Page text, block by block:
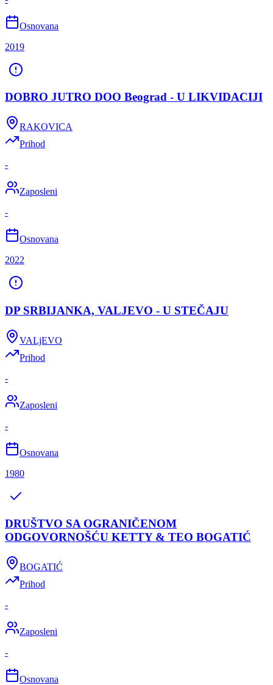
Osnovana
2019
DOBRO JUTRO DOO Beograd - U LIKVIDACIJI
RAKOVICA
Prihod
-
Zaposleni
-
Osnovana
2022
DP SRBIJANKA, VALJEVO - U STEČAJU
VALjEVO
Prihod
-
Zaposleni
-
Osnovana
1980
DRUŠTVO SA OGRANIČENOM
ODGOVORNOŠĆU KETTY & TEO BOGATIĆ
BOGATIĆ
Prihod
-
Zaposleni
-
Osnovana